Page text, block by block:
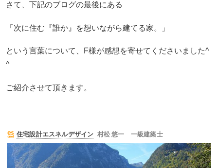
さて、下記のブログの最後にある
「次に住む『誰か』を想いながら建てる家。」
という言葉について、F様が感想を寄せてくださいました^
^
ご紹介させて頂きます。